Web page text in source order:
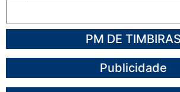
PM DE TIMBIRAS
Publicidade